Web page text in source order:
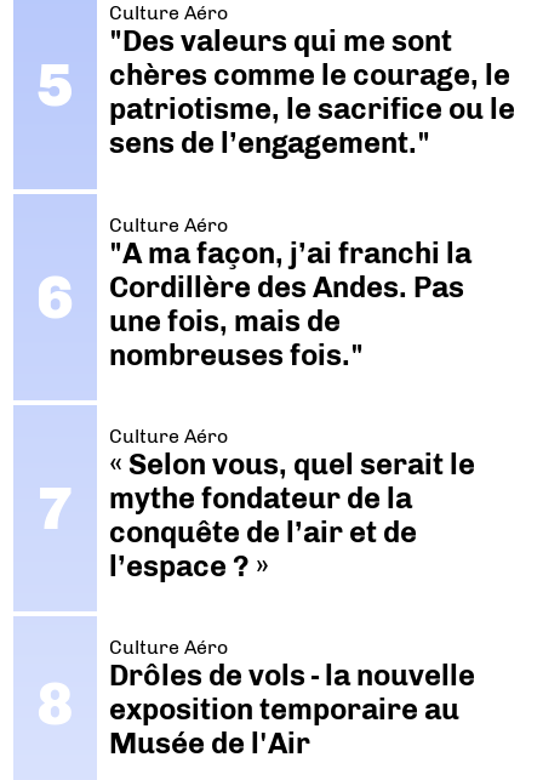
Culture Aéro
"Des valeurs qui me sont
chères comme le courage, le
patriotisme, le sacrifice ou le
sens de l’engagement."
Culture Aéro
"A ma façon, j’ai franchi la
Cordillère des Andes. Pas
une fois, mais de
nombreuses fois."
Culture Aéro
« Selon vous, quel serait le
mythe fondateur de la
conquête de l’air et de
l’espace ? »
Culture Aéro
Drôles de vols - la nouvelle
exposition temporaire au
Musée de l'Air